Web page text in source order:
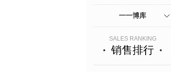
一一博库
SALES RANKING
销售排行